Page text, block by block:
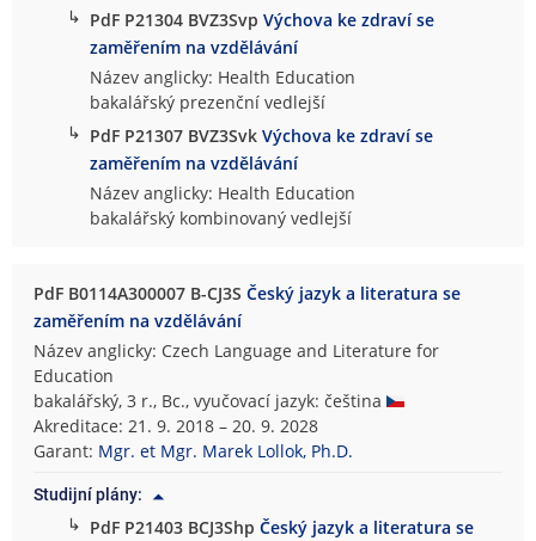
↳ PdF P21304 BVZ3SvpVýchova ke zdraví se
zaměřením na vzdělávání
Název anglicky: Health Education
bakalářský prezenční vedlejší
↳ PdF P21307 BVZ3SvkVýchova ke zdraví se
zaměřením na vzdělávání
Název anglicky: Health Education
bakalářský kombinovaný vedlejší
PdF B0114A300007 B-CJ3SČeský jazyk a literatura se
zaměřením na vzdělávání
Název anglicky: Czech Language and Literature for
Education
bakalářský, 3 r., Bc., vyučovací jazyk: čeština
Akreditace: 21. 9. 2018 – 20. 9. 2028
Garant: Mgr. et Mgr. Marek Lollok, Ph.D.
Studijní plány:
↳ PdF P21403 BCJ3ShpČeský jazyk a literatura se